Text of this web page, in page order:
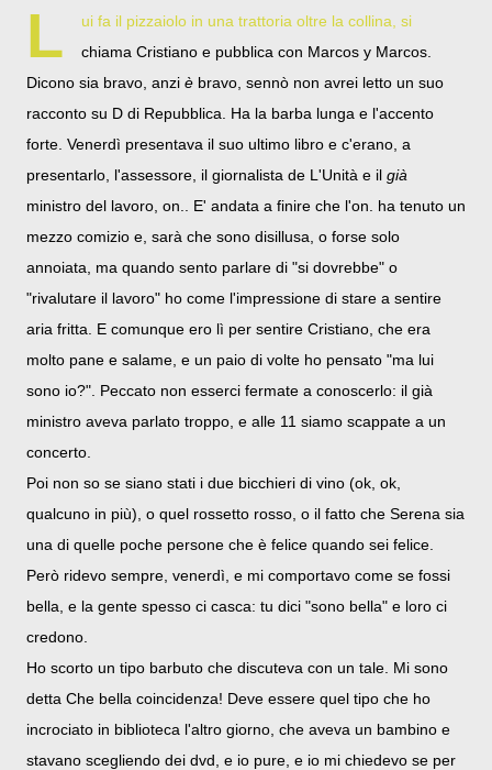
L
ui fa il pizzaiolo in una trattoria oltre la collina, si
chiama Cristiano e pubblica con Marcos y Marcos.
Dicono sia bravo, anzi è bravo, sennò non avrei letto un suo
racconto su D di Repubblica. Ha la barba lunga e l'accento
forte. Venerdì presentava il suo ultimo libro e c'erano, a
presentarlo, l'assessore, il giornalista de L'Unità e il già
ministro del lavoro, on.. E' andata a finire che l'on. ha tenuto un
mezzo comizio e, sarà che sono disillusa, o forse solo
annoiata, ma quando sento parlare di "si dovrebbe" o
"rivalutare il lavoro" ho come l'impressione di stare a sentire
aria fritta. E comunque ero lì per sentire Cristiano, che era
molto pane e salame, e un paio di volte ho pensato "ma lui
sono io?". Peccato non esserci fermate a conoscerlo: il già
ministro aveva parlato troppo, e alle 11 siamo scappate a un
concerto.
Poi non so se siano stati i due bicchieri di vino (ok, ok,
qualcuno in più), o quel rossetto rosso, o il fatto che Serena sia
una di quelle poche persone che è felice quando sei felice.
Però ridevo sempre, venerdì, e mi comportavo come se fossi
bella, e la gente spesso ci casca: tu dici "sono bella" e loro ci
credono.
Ho scorto un tipo barbuto che discuteva con un tale. Mi sono
detta Che bella coincidenza! Deve essere quel tipo che ho
incrociato in biblioteca l'altro giorno, che aveva un bambino e
stavano scegliendo dei dvd, e io pure, e io mi chiedevo se per